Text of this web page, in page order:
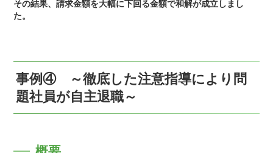
その結果、請求金額を大幅に下回る金額で和解が成立しまし
た。
事例④ ～徹底した注意指導により問
題社員が自主退職～